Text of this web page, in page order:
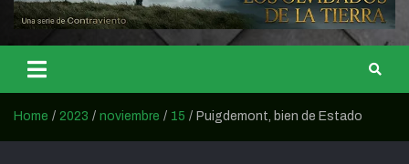
Home 2023 noviembre 15 Puigdemont, bien de Estado